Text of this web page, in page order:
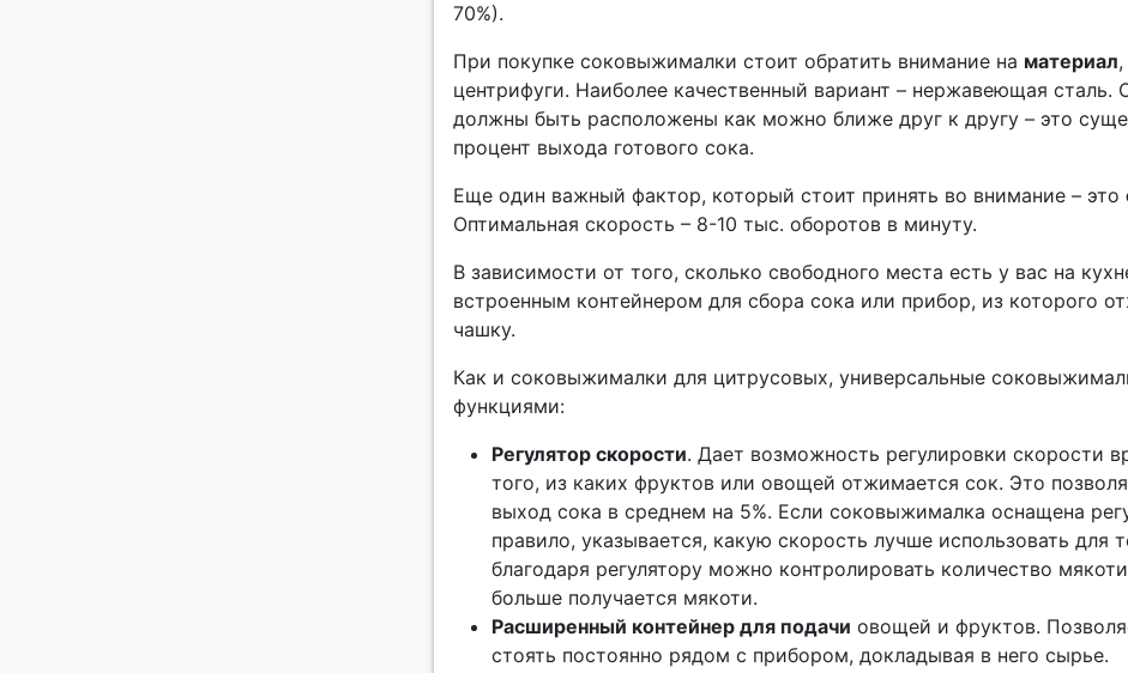
70%).
При покупке соковыжималки стоит обратить внимание на материал
центрифуги. Наиболее качественный вариант – нержавеющая сталь.
должны быть расположены как можно ближе друг к другу – это
процент выхода готового сока.
Еще один важный фактор, который стоит принять во внимание – это
Оптимальная скорость – 8-10 тыс. оборотов в минуту.
В зависимости от того, сколько свободного места есть у вас на
встроенным контейнером для сбора сока или прибор, из которого
чашку.
Как и соковыжималки для цитрусовых, универсальные
функциями:
Регулятор скорости. Дает возможность регулировки скорости
того, из каких фруктов или овощей отжимается сок. Это
выход сока в среднем на 5%. Если соковыжималка оснащена
правило, указывается, какую скорость лучше использовать для
благодаря регулятору можно контролировать количество
больше получается мякоти.
Расширенный контейнер для подачи овощей и фруктов.
стоять постоянно рядом с прибором, докладывая в него сырье.